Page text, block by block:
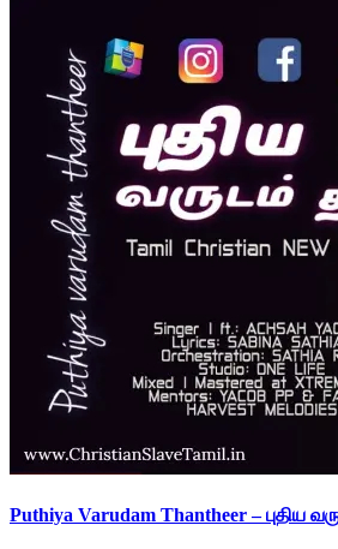
Puthiya Varudam Thantheer – புதிய